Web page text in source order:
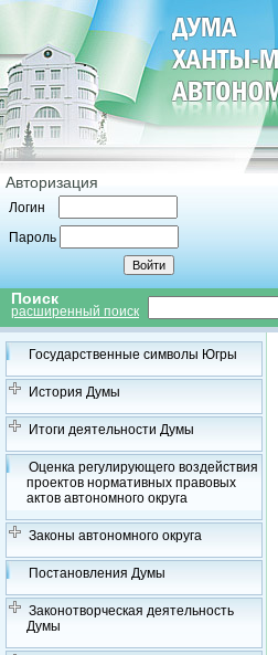
Авторизация
Логин
Пароль
Поиск
расширенный поиск
Государственные символы Югры
История Думы
Итоги деятельности Думы
Оценка регулирующего воздействия
проектов нормативных правовых
актов автономного округа
Законы автономного округа
Постановления Думы
Законотворческая деятельность
Думы